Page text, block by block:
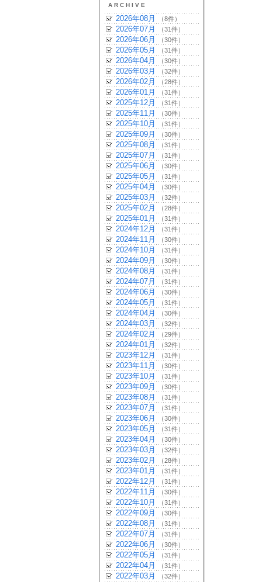
ARCHIVE
2026年08月 （8件）
2026年07月 （31件）
2026年06月 （30件）
2026年05月 （31件）
2026年04月 （30件）
2026年03月 （32件）
2026年02月 （28件）
2026年01月 （31件）
2025年12月 （31件）
2025年11月 （30件）
2025年10月 （31件）
2025年09月 （30件）
2025年08月 （31件）
2025年07月 （31件）
2025年06月 （30件）
2025年05月 （31件）
2025年04月 （30件）
2025年03月 （32件）
2025年02月 （28件）
2025年01月 （31件）
2024年12月 （31件）
2024年11月 （30件）
2024年10月 （31件）
2024年09月 （30件）
2024年08月 （31件）
2024年07月 （31件）
2024年06月 （30件）
2024年05月 （31件）
2024年04月 （30件）
2024年03月 （32件）
2024年02月 （29件）
2024年01月 （32件）
2023年12月 （31件）
2023年11月 （30件）
2023年10月 （31件）
2023年09月 （30件）
2023年08月 （31件）
2023年07月 （31件）
2023年06月 （30件）
2023年05月 （31件）
2023年04月 （30件）
2023年03月 （32件）
2023年02月 （28件）
2023年01月 （31件）
2022年12月 （31件）
2022年11月 （30件）
2022年10月 （31件）
2022年09月 （30件）
2022年08月 （31件）
2022年07月 （31件）
2022年06月 （30件）
2022年05月 （31件）
2022年04月 （31件）
2022年03月 （32件）